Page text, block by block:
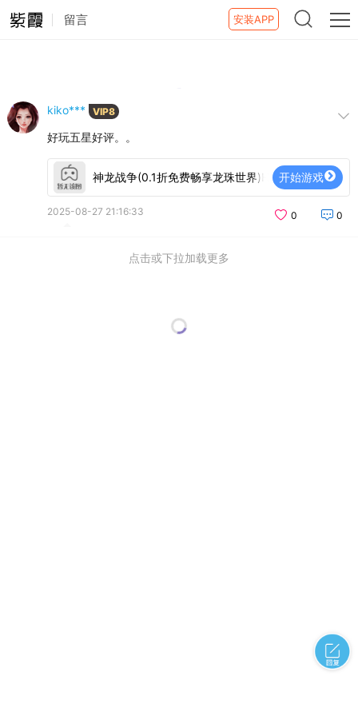
留言 安装APP
kiko*** VIP8
好玩五星好评。。
神龙战争(0.1折免费畅享龙珠世界)H5 开始游戏
2025-08-27 21:16:33 0 0
点击或下拉加载更多